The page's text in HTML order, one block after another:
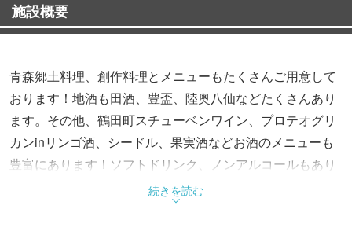
施設概要
青森郷土料理、創作料理とメニューもたくさんご用意して
おります！地酒も田酒、豊盃、陸奥八仙などたくさんあり
ます。その他、鶴田町スチューベンワイン、プロテオグリ
カンinリンゴ酒、シードル、果実酒などお酒のメニューも
豊富にあります！ソフトドリンク、ノンアルコールもあり
店内は、津軽弁のスタッフだから聞き取れない言葉も有る
続きを読む